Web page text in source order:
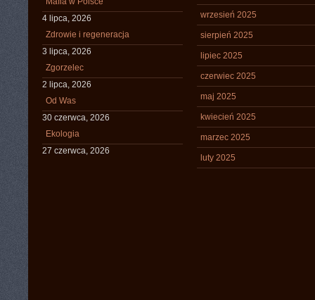
4 lipca, 2026
Zdrowie i regeneracja
3 lipca, 2026
Zgorzelec
2 lipca, 2026
Od Was
30 czerwca, 2026
Ekologia
27 czerwca, 2026
wrzesień 2025
sierpień 2025
lipiec 2025
czerwiec 2025
maj 2025
kwiecień 2025
marzec 2025
luty 2025